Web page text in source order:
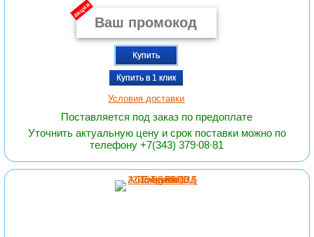
акция
Купить
Купить в 1 клик
Условия доставки
Поставляется под заказ по предоплате
Уточнить актуальную цену и срок поставки можно по
телефону +7(343) 379∙08∙81